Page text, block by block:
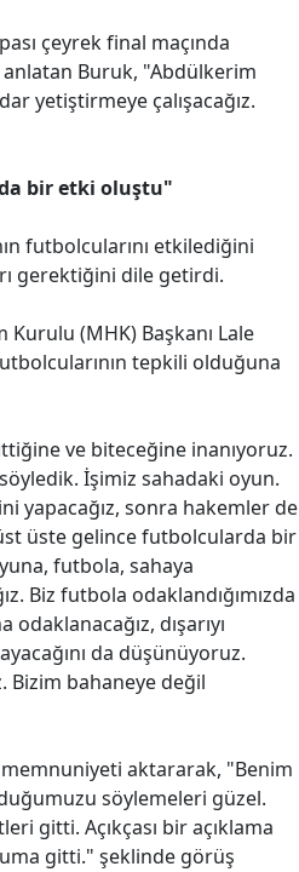
çeyrek final maçında
Buruk, "Abdülkerim
yetiştirmeye çalışacağız.
bir etki oluştu"
futbolcularını etkilediğini
gerektiğini dile getirdi.
(MHK) Başkanı Lale
tepkili olduğuna
ve biteceğine inanıyoruz.
İşimiz sahadaki oyun.
yapacağız, sonra hakemler de
üste gelince futbolcularda bir
futbola, sahaya
Biz futbola odaklandığımızda
dışarıyı
da düşünüyoruz.
Bizim bahaneye değil
aktararak, "Benim
söylemeleri güzel.
gitti. Açıkçası bir açıklama
gitti." şeklinde görüş